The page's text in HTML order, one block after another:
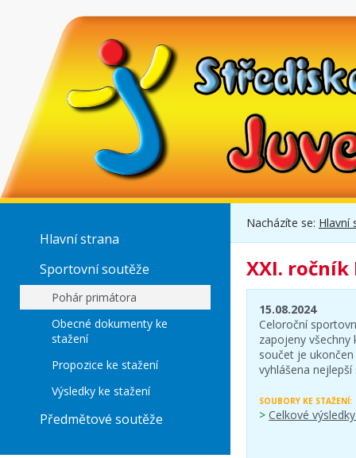
Hlavní strana
Sportovní soutěže
Pohár primátora
Obecné dokumenty ke
stažení
Propozice ke stažení
Výsledky ke stažení
Předmětové soutěže
Nacházíte se: Hlavní
XXI.
15.08.2024
Celoroční
zapojeny všechny
součet je
vyhlášena nejlepší
SOUBORY KE STAŽENÍ:
> Celkové